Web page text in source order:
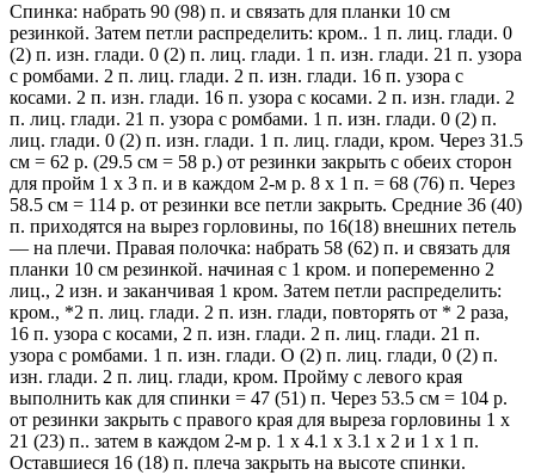
Спинка: набрать 90 (98) п. и связать для планки 10 см
резинкой. Затем петли распределить: кром.. 1 п. лиц. глади. 0
(2) п. изн. глади. 0 (2) п. лиц. глади. 1 п. изн. глади. 21 п. узора
с ромбами. 2 п. лиц. глади. 2 п. изн. глади. 16 п. узора с
косами. 2 п. изн. глади. 16 п. узора с косами. 2 п. изн. глади. 2
п. лиц. глади. 21 п. узора с ромбами. 1 п. изн. глади. 0 (2) п.
лиц. глади. 0 (2) п. изн. глади. 1 п. лиц. глади, кром. Через 31.5
см = 62 р. (29.5 см = 58 р.) от резинки закрыть с обеих сторон
для пройм 1 х 3 п. и в каждом 2-м р. 8 х 1 п. = 68 (76) п. Через
58.5 см = 114 р. от резинки все петли закрыть. Средние 36 (40)
п. приходятся на вырез горловины, по 16(18) внешних петель
— на плечи. Правая полочка: набрать 58 (62) п. и связать для
планки 10 см резинкой. начиная с 1 кром. и попеременно 2
лиц., 2 изн. и заканчивая 1 кром. Затем петли распределить:
кром., *2 п. лиц. глади. 2 п. изн. глади, повторять от * 2 раза,
16 п. узора с косами, 2 п. изн. глади. 2 п. лиц. глади. 21 п.
узора с ромбами. 1 п. изн. глади. О (2) п. лиц. глади, 0 (2) п.
изн. глади. 2 п. лиц. глади, кром. Пройму с левого края
выполнить как для спинки = 47 (51) п. Через 53.5 см = 104 р.
от резинки закрыть с правого края для выреза горловины 1 х
21 (23) п.. затем в каждом 2-м р. 1 х 4.1 х 3.1 х 2 и 1 х 1 п.
Оставшиеся 16 (18) п. плеча закрыть на высоте спинки.